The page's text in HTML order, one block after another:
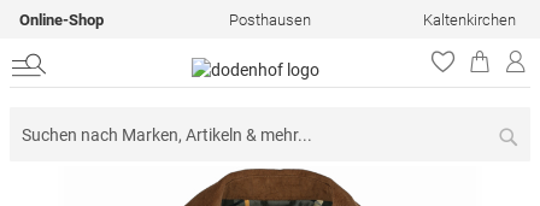
Online-Shop Posthausen Kaltenkirchen